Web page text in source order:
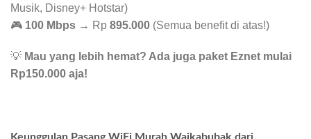
Musik, Disney+ Hotstar)
🎮 100 Mbps → Rp 895.000 (Semua benefit di atas!)
💡 Mau yang lebih hemat? Ada juga paket Eznet mulai
Rp150.000 aja!